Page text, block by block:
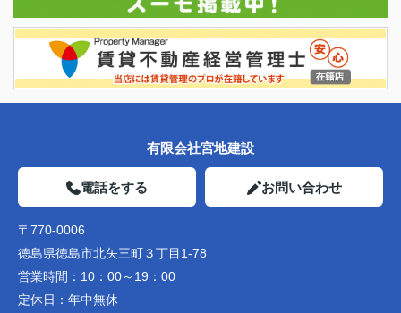
有限会社宮地建設
電話をする お問い合わせ
〒770-0006
徳島県徳島市北矢三町３丁目1-78
営業時間： 10：00～19：00
定休日： 年中無休